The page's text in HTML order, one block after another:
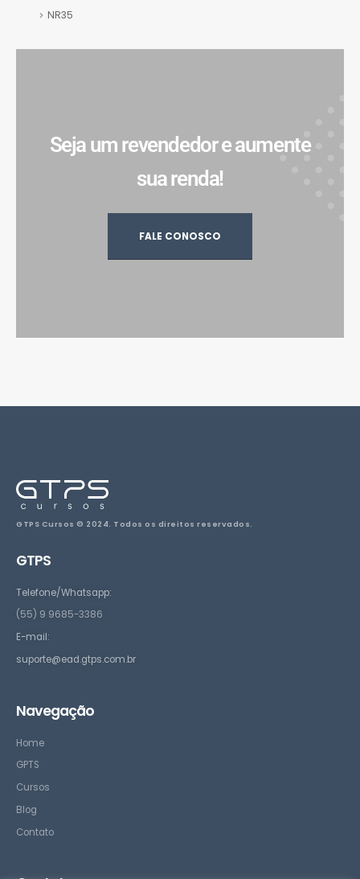
NR35
Seja um revendedor e aumente
sua renda!
FALE CONOSCO
GTPS Cursos © 2024. Todos os direitos reservados.
GTPS
Telefone/Whatsapp:
(55) 9 9685-3386
E-mail:
suporte@ead.gtps.com.br
Navegação
Home
GPTS
Cursos
Blog
Contato